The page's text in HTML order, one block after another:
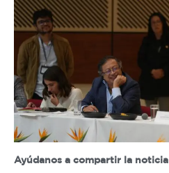
Ayúdanos a compartir la noticia